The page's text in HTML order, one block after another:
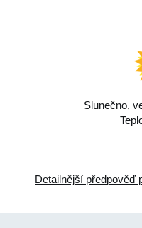
Slunečno,
Detailnější předpověď